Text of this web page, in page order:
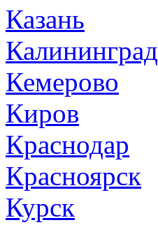
Казань
Калининград
Кемерово
Киров
Краснодар
Красноярск
Курск